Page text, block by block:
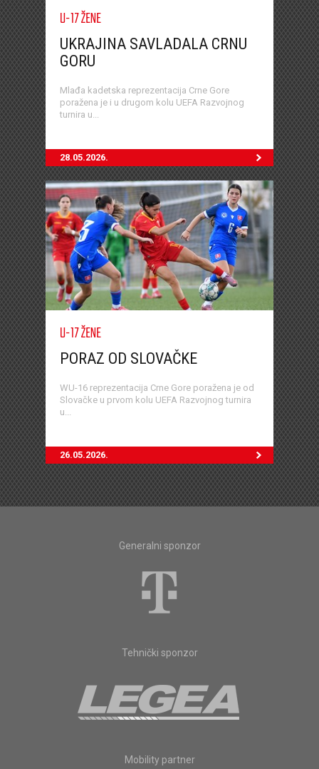
U-17 ŽENE
UKRAJINA SAVLADALA CRNU
GORU
Mlađa kadetska reprezentacija Crne Gore
poražena je i u drugom kolu UEFA Razvojnog
turnira u...
28.05.2026.
U-17 ŽENE
PORAZ OD SLOVAČKE
WU-16 reprezentacija Crne Gore poražena je od
Slovačke u prvom kolu UEFA Razvojnog turnira
u...
26.05.2026.
Generalni sponzor
Tehnički sponzor
Mobility partner